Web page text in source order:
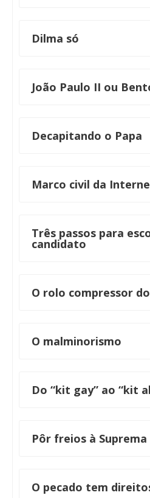
Dilma só
João Paulo II ou
Decapitando o Papa
Marco civil da
Três passos para
candidato
O rolo compressor
O malminorismo
Do “kit gay” ao “kit
Pôr freios à
O pecado tem